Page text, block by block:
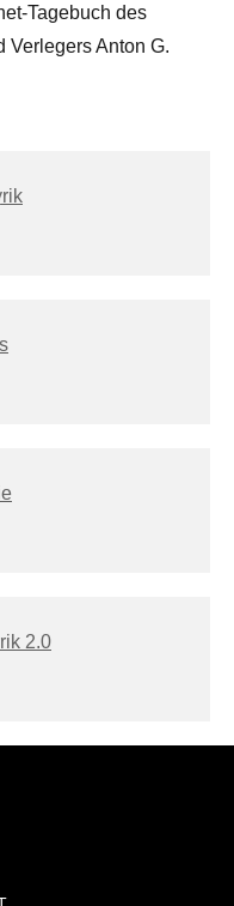
Tagebuch des
Verlegers Anton G.